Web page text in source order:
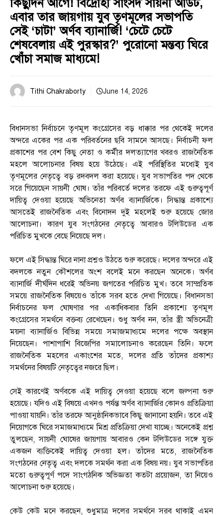
কিছুদিন আগে! বিদ্রোহী সাংসদ সায়নী আউট,
এবার তার জায়গায় যুব তৃণমূলের সভাপতি
সেই ‘চাটা’ অর্ণব ব্যানার্জি! ‘চেটে চেটে
শেষবেলায় এই পুরস্কার?’ পুরোনো মন্তব্য ঘিরে
খোঁচা সমাজ মাধ্যমে!
Tithi Chakraborty June 14, 2026
বিধানসভা নির্বাচনে তৃণমূল কংগ্রেসের বড় ধাক্কার পর থেকেই দলের
অন্দরে একের পর এক পরিবর্তনের ছবি সামনে আসছে। নির্বাচনী ফল
প্রকাশের পর বেশ কিছু নেতা ও কর্মীর দলত্যাগের খবরও রাজনৈতিক
মহলে আলোচনার বিষয় হয়ে উঠেছে। এই পরিস্থিতির মধ্যেই যুব
তৃণমূলের নেতৃত্বে বড় রদবদল করা হয়েছে। যুব সভাপতির পদ থেকে
সরে গিয়েছেন সায়নী ঘোষ। তাঁর পরিবর্তে দলের তরফে এই গুরুত্বপূর্ণ
দায়িত্ব দেওয়া হয়েছে অভিনেতা অর্ণব ব্যানার্জিকে। সিদ্ধান্ত প্রকাশ্যে
আসতেই রাজনৈতিক এবং বিনোদন দুই মহলেই শুরু হয়েছে জোর
আলোচনা। কারণ যুব সংগঠনের নেতৃত্বে আবারও টলিউডের এক
পরিচিত মুখকে বেছে নিয়েছে দল।
ফলে এই সিদ্ধান্ত ঘিরে নানা প্রশ্নও উঠতে শুরু করেছে। দলের অন্দরে এই
বদলকে নতুন কৌশলের অংশ বলেই মনে করছেন অনেকে। অর্ণব
ব্যানার্জি দীর্ঘদিন ধরেই অভিনয় জগতের পরিচিত মুখ। তবে সাম্প্রতিক
সময়ে রাজনৈতিক বিষয়েও তাঁকে সরব হতে দেখা গিয়েছে। বিধানসভা
নির্বাচনের ফল ঘোষণার পর একাধিকবার তিনি প্রকাশ্যে তৃণমূল
কংগ্রেসের সমর্থনে বক্তব্য রেখেছেন। শুধু অর্ণব নন, তাঁর স্ত্রী অভিনেত্রী
ময়না ব্যানার্জিও বিভিন্ন সময়ে সমাজমাধ্যমে দলের পক্ষে অবস্থান
নিয়েছেন। পাশাপাশি বিজেপির সমালোচনাও করেছেন তিনি। ফলে
রাজনৈতিক মহলের একাংশের মতে, দলের প্রতি তাঁদের প্রকাশ্য
সমর্থনের বিষয়টি নেতৃত্বের নজরে ছিল।
সেই কারণেই অর্ণবকে এই দায়িত্ব দেওয়া হয়েছে বলে জল্পনা শুরু
হয়েছে। যদিও এই বিষয়ে এখনও পর্যন্ত অর্ণব ব্যানার্জির কোনও প্রতিক্রিয়া
পাওয়া যায়নি। তাঁর তরফে আনুষ্ঠানিকভাবে কিছু জানানো হয়নি। তবে এই
নিয়োগকে ঘিরে সমাজমাধ্যমে মিশ্র প্রতিক্রিয়া দেখা যাচ্ছে। অনেকেই প্রশ্ন
তুলছেন, সায়নী ঘোষের জায়গায় আবারও কেন টলিউডের সঙ্গে যুক্ত
একজন ব্যক্তিকেই দায়িত্ব দেওয়া হল। তাঁদের মতে, রাজনৈতিক
সংগঠনের নেতৃত্ব এবং দলকে সমর্থন করা এক বিষয় নয়। যুব সভাপতির
মতো গুরুত্বপূর্ণ পদে সাংগঠনিক অভিজ্ঞতা কতটা প্রয়োজন, তা নিয়েও
আলোচনা শুরু হয়েছে।
কেউ কেউ মনে করছেন, শুধুমাত্র দলের সমর্থনে সরব থাকাই এমন